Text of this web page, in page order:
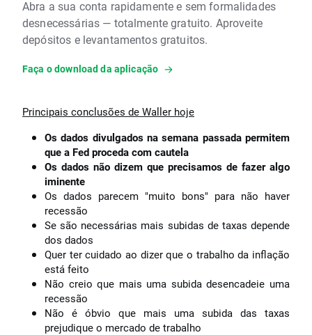
Abra a sua conta rapidamente e sem formalidades
desnecessárias — totalmente gratuito. Aproveite
depósitos e levantamentos gratuitos.
Faça o download da aplicação
Principais conclusões de Waller hoje
Os dados divulgados na semana passada permitem
que a Fed proceda com cautela
Os dados não dizem que precisamos de fazer algo
iminente
Os dados parecem "muito bons" para não haver
recessão
Se são necessárias mais subidas de taxas depende
dos dados
Quer ter cuidado ao dizer que o trabalho da inflação
está feito
Não creio que mais uma subida desencadeie uma
recessão
Não é óbvio que mais uma subida das taxas
prejudique o mercado de trabalho